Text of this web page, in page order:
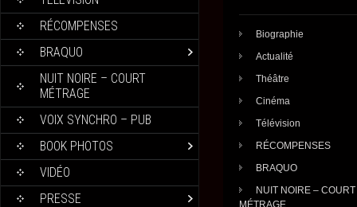
RÉCOMPENSES
BRAQUO
NUIT NOIRE – COURT
MÉTRAGE
VOIX SYNCHRO – PUB
BOOK PHOTOS
VIDÉO
PRESSE
b
o
o
k
A
Biographie
Actualité
Théâtre
Cinéma
Télévision
RÉCOMPENSES
BRAQUO
NUIT NOIRE – COURT
MÉTRAGE